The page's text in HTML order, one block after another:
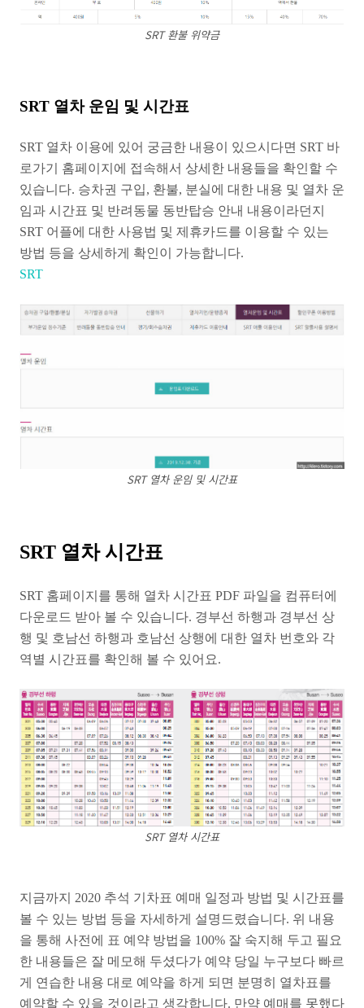
SRT 환불 위약금
SRT 열차 운임 및 시간표
SRT 열차 이용에 있어 궁금한 내용이 있으시다면 SRT 바
로가기 홈페이지에 접속해서 상세한 내용들을 확인할 수
있습니다. 승차권 구입, 환불, 분실에 대한 내용 및 열차 운
임과 시간표 및 반려동물 동반탑승 안내 내용이라던지
SRT 어플에 대한 사용법 및 제휴카드를 이용할 수 있는
방법 등을 상세하게 확인이 가능합니다.
SRT
SRT 열차 운임 및 시간표
SRT 열차 시간표
SRT 홈페이지를 통해 열차 시간표 PDF 파일을 컴퓨터에
다운로드 받아 볼 수 있습니다. 경부선 하행과 경부선 상
행 및 호남선 하행과 호남선 상행에 대한 열차 번호와 각
역별 시간표를 확인해 볼 수 있어요.
SRT 열차 시간표
지금까지 2020 추석 기차표 예매 일정과 방법 및 시간표를
볼 수 있는 방법 등을 자세하게 설명드렸습니다. 위 내용
을 통해 사전에 표 예약 방법을 100% 잘 숙지해 두고 필요
한 내용들은 잘 메모해 두셨다가 예약 당일 누구보다 빠르
게 연습한 내용 대로 예약을 하게 되면 분명히 열차표를
예약할 수 있을 것이라고 생각합니다. 만약 예매를 못했다